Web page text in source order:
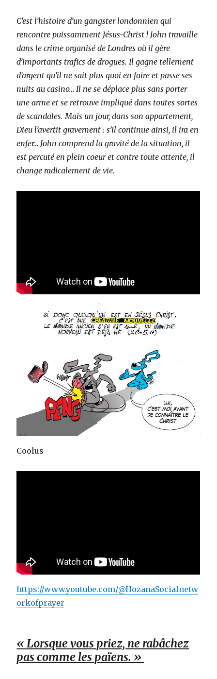
C’est l’histoire d’un gangster londonnien qui
rencontre puissamment Jésus-Christ ! John travaille
dans le crime organisé de Londres où il gère
d’importants trafics de drogues. Il gagne tellement
d’argent qu’il ne sait plus quoi en faire et passe ses
nuits au casino… Il ne se déplace plus sans porter
une arme et se retrouve impliqué dans toutes sortes
de scandales. Mais un jour, dans son appartement,
Dieu l’avertit gravement : s’il continue ainsi, il ira en
enfer… John comprend la gravité de la situation, il
est percuté en plein coeur et contre toute attente, il
change radicalement de vie.
Coolus
https://www.youtube.com/@HozanaSocialnetw
orkofprayer
« Lorsque vous priez, ne rabâchez
pas comme les païens. »